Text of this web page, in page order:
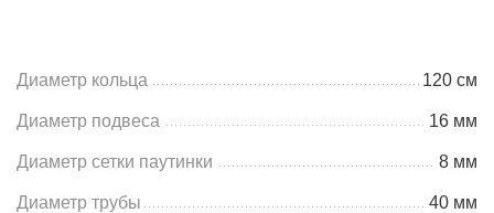
Диаметр кольца 120 см
Диаметр подвеса 16 мм
Диаметр сетки паутинки 8 мм
Диаметр трубы 40 мм